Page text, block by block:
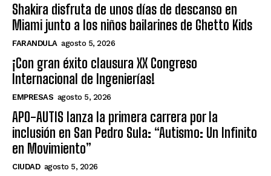
Shakira disfruta de unos días de descanso en
Miami junto a los niños bailarines de Ghetto Kids
FARANDULA agosto 5, 2026
¡Con gran éxito clausura XX Congreso
Internacional de Ingenierías!
EMPRESAS agosto 5, 2026
APO-AUTIS lanza la primera carrera por la
inclusión en San Pedro Sula: “Autismo: Un Infinito
en Movimiento”
CIUDAD agosto 5, 2026